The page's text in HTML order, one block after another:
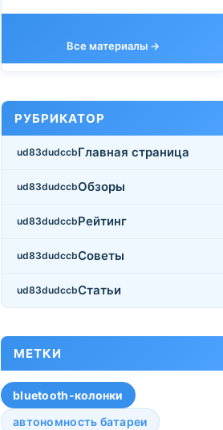
Все материалы →
РУБРИКАТОР
Главная страница
Обзоры
Рейтинг
Советы
Статьи
МЕТКИ
bluetooth-колонки
автономность батареи